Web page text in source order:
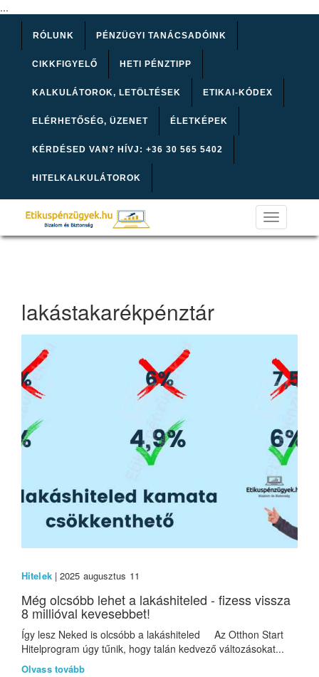
...
RÓLUNK PÉNZÜGYI TANÁCSADÓINK
CIKKFIGYELŐ HETI PÉNZTIPP
KALKULÁTOROK, LETÖLTÉSEK ETIKAI-KÓDEX
ELÉRHETŐSÉG, ÜZENET ÉLETKÉPEK
KÉRDÉSED VAN? HÍVJ: +36 30 565 5402
HITELKALKULÁTOROK
Toggle
navigation
lakástakarékpénztár
Hitelek| 2025 augusztus 11
Még olcsóbb lehet a lakáshiteled - fizess vissza
8 millióval kevesebbet!
Így lesz Neked is olcsóbb a lakáshiteled Az Otthon Start
Hitelprogram úgy tűnik, hogy talán kedvező változásokat...
Olvass tovább